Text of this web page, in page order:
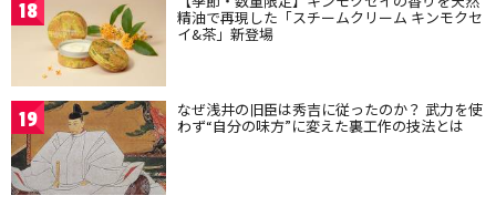
18 精油で再現した「スチームクリーム キンモクセ
イ&茶」新登場
19 なぜ浅井の旧臣は秀吉に従ったのか？ 武力を使
わず“自分の味方”に変えた裏工作の技法とは